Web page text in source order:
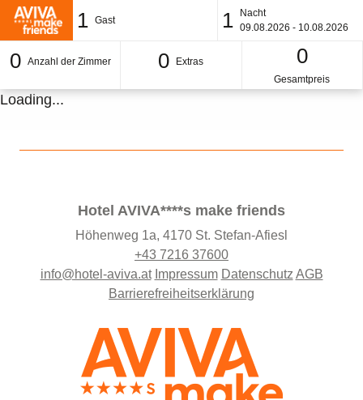
1 Gast 1
Nacht
09.08.2026 - 10.08.2026
0 Anzahl der Zimmer 0 Extras 0
Gesamtpreis
Loading...
Hotel AVIVA****s make friends
Höhenweg 1a, 4170 St. Stefan-Afiesl
+43 7216 37600
info@hotel-aviva.at Impressum Datenschutz AGB
Barrierefreiheitserklärung